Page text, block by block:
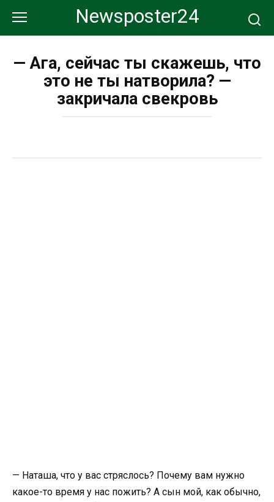
контенту
Newsposter24
— Ага, сейчас ты скажешь, что
это не ты натворила? —
закричала свекровь
— Наташа, что у вас стряслось? Почему вам нужно
какое-то время у нас пожить? А сын мой, как обычно,